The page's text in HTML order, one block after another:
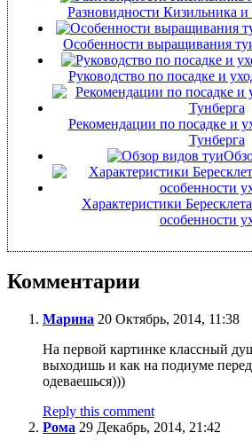
Разновидности Кизильника и
Особенности выращивания
Руководство по посадке и
Рекомендации по посадке и
Тунберга
Характеристики
особенности
Комментарии
Марина 20 Октябрь, 2014, 11:38
На первой картинке классный
выходишь и как на подиуме
одеваешься)))
Reply this comment
Рома 29 Декабрь, 2014, 21:42